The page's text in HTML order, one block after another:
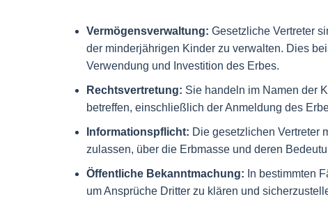
Vermögensverwaltung: Gesetzliche Vertreter
der minderjährigen Kinder zu verwalten. Dies
Verwendung und Investition des Erbes.
Rechtsvertretung: Sie handeln im Namen der
betreffen, einschließlich der Anmeldung des
Informationspflicht: Die gesetzlichen Vertreter
zulassen, über die Erbmasse und deren
Öffentliche Bekanntmachung: In bestimmten
um Ansprüche Dritter zu klären und